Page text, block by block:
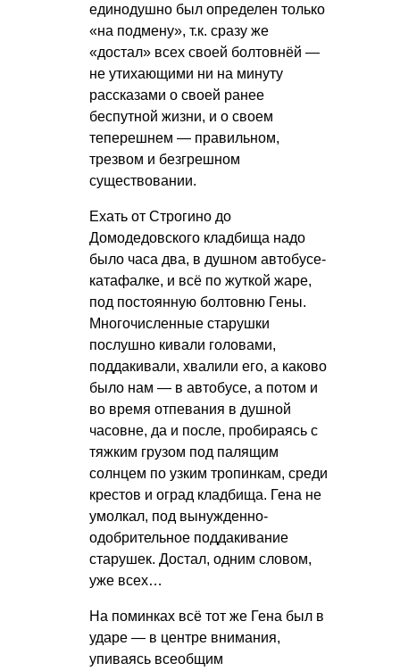
единодушно был определен только
«на подмену», т.к. сразу же
«достал» всех своей болтовнёй —
не утихающими ни на минуту
рассказами о своей ранее
беспутной жизни, и о своем
теперешнем — правильном,
трезвом и безгрешном
существовании.
Ехать от Строгино до
Домодедовского кладбища надо
было часа два, в душном автобусе-
катафалке, и всё по жуткой жаре,
под постоянную болтовню Гены.
Многочисленные старушки
послушно кивали головами,
поддакивали, хвалили его, а каково
было нам — в автобусе, а потом и
во время отпевания в душной
часовне, да и после, пробираясь с
тяжким грузом под палящим
солнцем по узким тропинкам, среди
крестов и оград кладбища. Гена не
умолкал, под вынужденно-
одобрительное поддакивание
старушек. Достал, одним словом,
уже всех…
На поминках всё тот же Гена был в
ударе — в центре внимания,
упиваясь всеобщим